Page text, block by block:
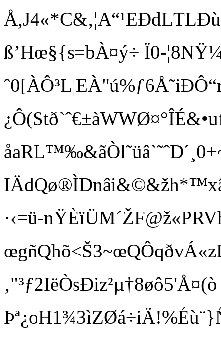
Å,J4«
ß’Hœ§{s=bÀ¤ ý÷  Ï0-
¿Ô(Stð`ˆ€
·‹=ü-nŸÈïÜ
‚"³ƒ2IëÒsÐiz²µ†8øô5'Å¤(ò